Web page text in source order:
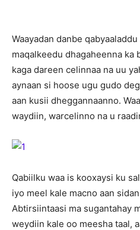
Waayadan danbe
maqalkeedu dhagaheenna ka
kaga dareen celinnaa na uu
aynaan si hoose ugu gudo
aan kusii dheggannaanno.
waydiin, warcelinno na u
Qabiilku waa is kooxaysi ku
iyo meel kale macno aan
Abtirsiintaasi ma sugantahay
weydiin kale oo meesha taal,